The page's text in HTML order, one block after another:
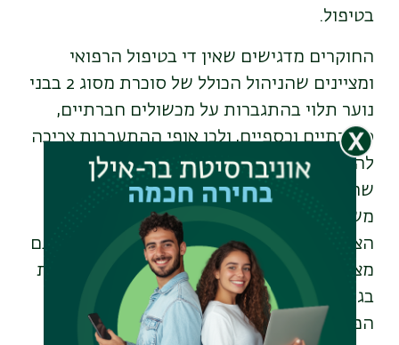
בטיפול.
החוקרים מדגישים שאין די בטיפול הרפואי
ומציינים שהניהול הכולל של סוכרת מסוג 2 בבני
נוער תלוי בהתגברות על מכשולים חברתיים,
סביבתיים וכספיים, ולכן אופי ההתערבות צריכה
להיות רב-תחומי. חשוב להדגיש, אומר פרופ'
שחאדה, כי גם בישראל אנו עדים לעליה
הצעיר בעיקר באזורי הפריפריה ובאוכלוסיות עם
מצב סוציו-אקונומי נמוך. במיזם ספרת הסוכרת
בגליל שמים דגש מיוחד על מניעה או לפחות
הפחתה של התופעה המסוכנת הזו.